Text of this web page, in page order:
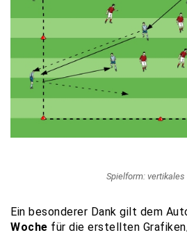
Spielform: vertikales
Ein besonderer Dank gilt dem
Woche für die erstellten